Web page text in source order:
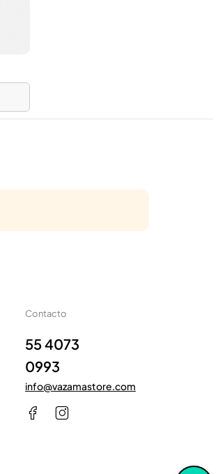
Contacto
55 4073
0993
info@vazamastore.com